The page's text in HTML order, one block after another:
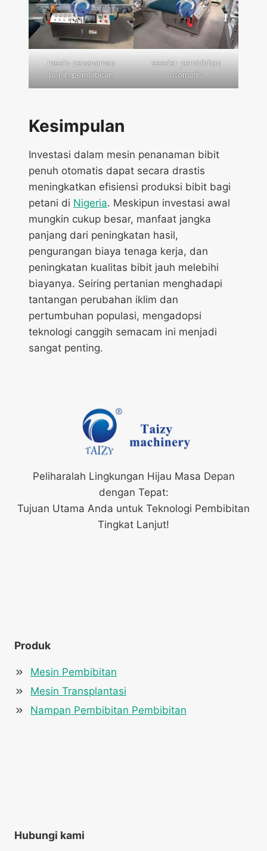
mesin penanaman
benih pembibitan
seeder pembibitan
otomatis
Kesimpulan
Investasi dalam mesin penanaman bibit
penuh otomatis dapat secara drastis
meningkatkan efisiensi produksi bibit bagi
petani di Nigeria. Meskipun investasi awal
mungkin cukup besar, manfaat jangka
panjang dari peningkatan hasil,
pengurangan biaya tenaga kerja, dan
peningkatan kualitas bibit jauh melebihi
biayanya. Seiring pertanian menghadapi
tantangan perubahan iklim dan
pertumbuhan populasi, mengadopsi
teknologi canggih semacam ini menjadi
sangat penting.
Peliharalah Lingkungan Hijau Masa Depan
dengan Tepat:
Tujuan Utama Anda untuk Teknologi Pembibitan
Tingkat Lanjut!
Produk
Mesin Pembibitan
Mesin Transplantasi
Nampan Pembibitan Pembibitan
Hubungi kami